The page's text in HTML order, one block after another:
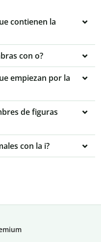
contienen la
con o?
empiezan por la
de figuras
con la i?